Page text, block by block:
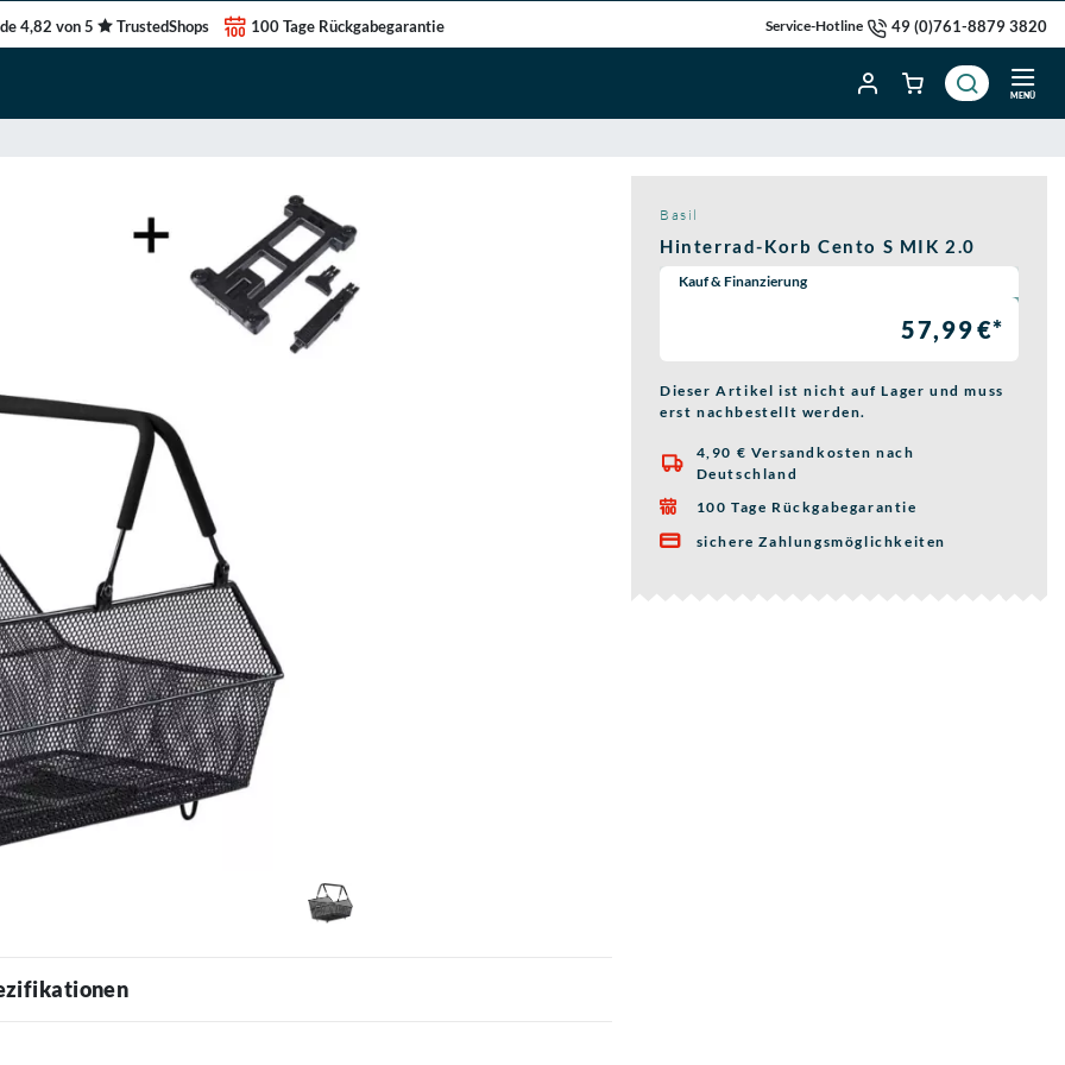
4,82 von 5 TrustedShops 100 Tage Rückgabegarantie Service-Hotline 49 (0)761-8879 3820
MENÜ
Basil
Hinterrad-Korb Cento S MIK 2.0
Wähle eine Preisoption:
Kauf & Finanzierung
57,99 €*
Dieser Artikel ist nicht auf Lager und muss
erst nachbestellt werden.

4,90 € Versandkosten nach
Deutschland
 100 Tage Rückgabegarantie
 sichere Zahlungsmöglichkeiten